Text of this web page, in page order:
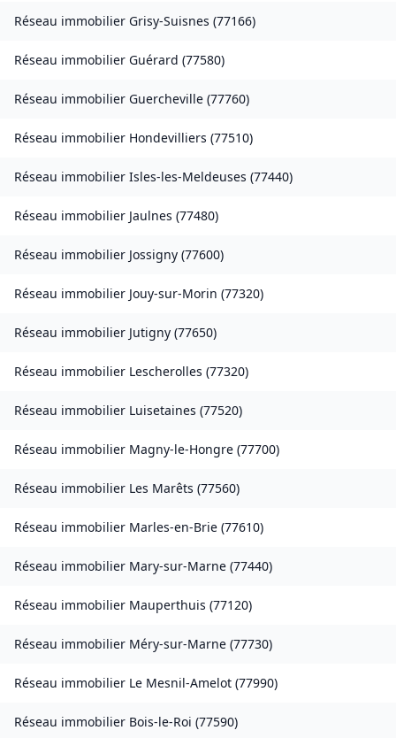
Réseau immobilier Grisy-Suisnes (77166)
Réseau immobilier Guérard (77580)
Réseau immobilier Guercheville (77760)
Réseau immobilier Hondevilliers (77510)
Réseau immobilier Isles-les-Meldeuses (77440)
Réseau immobilier Jaulnes (77480)
Réseau immobilier Jossigny (77600)
Réseau immobilier Jouy-sur-Morin (77320)
Réseau immobilier Jutigny (77650)
Réseau immobilier Lescherolles (77320)
Réseau immobilier Luisetaines (77520)
Réseau immobilier Magny-le-Hongre (77700)
Réseau immobilier Les Marêts (77560)
Réseau immobilier Marles-en-Brie (77610)
Réseau immobilier Mary-sur-Marne (77440)
Réseau immobilier Mauperthuis (77120)
Réseau immobilier Méry-sur-Marne (77730)
Réseau immobilier Le Mesnil-Amelot (77990)
Réseau immobilier Bois-le-Roi (77590)